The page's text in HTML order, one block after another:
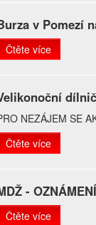
v Pomezí
Čtěte více
NEZÁJEM SE
Čtěte více
-
Čtěte více